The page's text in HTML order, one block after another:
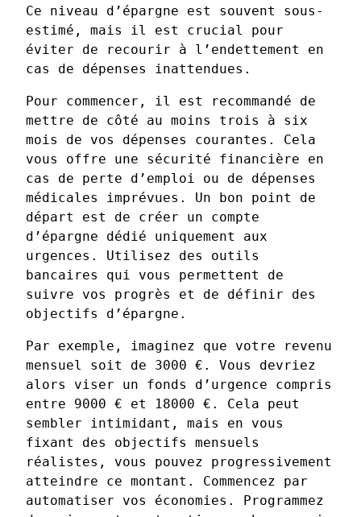
Ce niveau d’épargne est souvent sous-
estimé, mais il est crucial pour
éviter de recourir à l’endettement en
cas de dépenses inattendues.
Pour commencer, il est recommandé de
mettre de côté au moins trois à six
mois de vos dépenses courantes. Cela
vous offre une sécurité financière en
cas de perte d’emploi ou de dépenses
médicales imprévues. Un bon point de
départ est de créer un compte
d’épargne dédié uniquement aux
urgences. Utilisez des outils
bancaires qui vous permettent de
suivre vos progrès et de définir des
objectifs d’épargne.
Par exemple, imaginez que votre revenu
mensuel soit de 3000 €. Vous devriez
alors viser un fonds d’urgence compris
entre 9000 € et 18000 €. Cela peut
sembler intimidant, mais en vous
fixant des objectifs mensuels
réalistes, vous pouvez progressivement
atteindre ce montant. Commencez par
automatiser vos économies. Programmez